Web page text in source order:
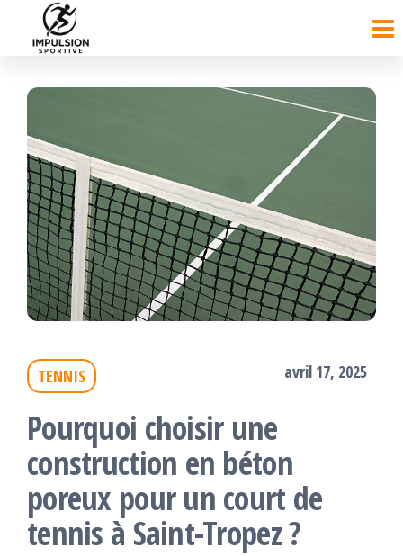
contenu
TENNIS avril 17, 2025
Pourquoi choisir une
construction en béton
poreux pour un court de
tennis à Saint-Tropez ?